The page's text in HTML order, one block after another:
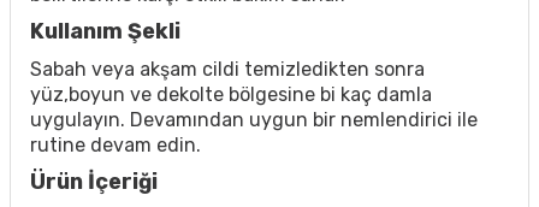
Kullanım Şekli
Sabah veya akşam cildi temizledikten sonra
yüz,boyun ve dekolte bölgesine bi kaç damla
uygulayın. Devamından uygun bir nemlendirici ile
rutine devam edin.
Ürün İçeriği